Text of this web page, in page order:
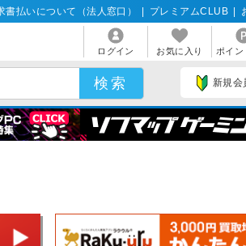
書払いについて（法人窓口） プレミアムCLUB
ログイン お気に入り ポイン
新規会